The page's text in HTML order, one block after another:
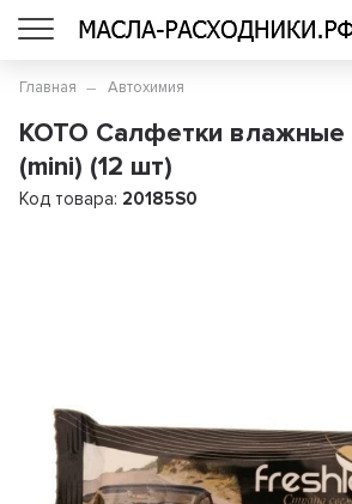
Главная Автохимия
KOTO Салфетки
(mini) (12 шт)
Код товара: 20185S0